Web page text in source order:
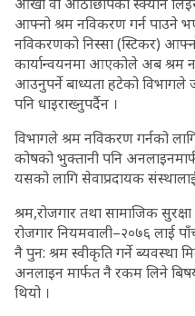
आफ्नो श्रम नविकरण गर्न पाउने
नविकरणको निस्सा (स्टिकर)
कार्यान्वयनमा आएकोले अब श्रम
आउनुपर्ने बाध्यता हटेको विभागले
पनि धाइराख्नुपर्दैन ।
विभागले श्रम नविकरण गर्नको
कोषको भुक्तानी पनि
यसको लागि सेवाप्रदायक
श्रम,रोजगार तथा सामाजिक
रोजगार नियमवाली–२०७६ लाई
नै पुन: श्रम स्वीकृति गर्ने ब्यवस्था
अनलाइन मार्फत नै रकम लिने
थियो ।